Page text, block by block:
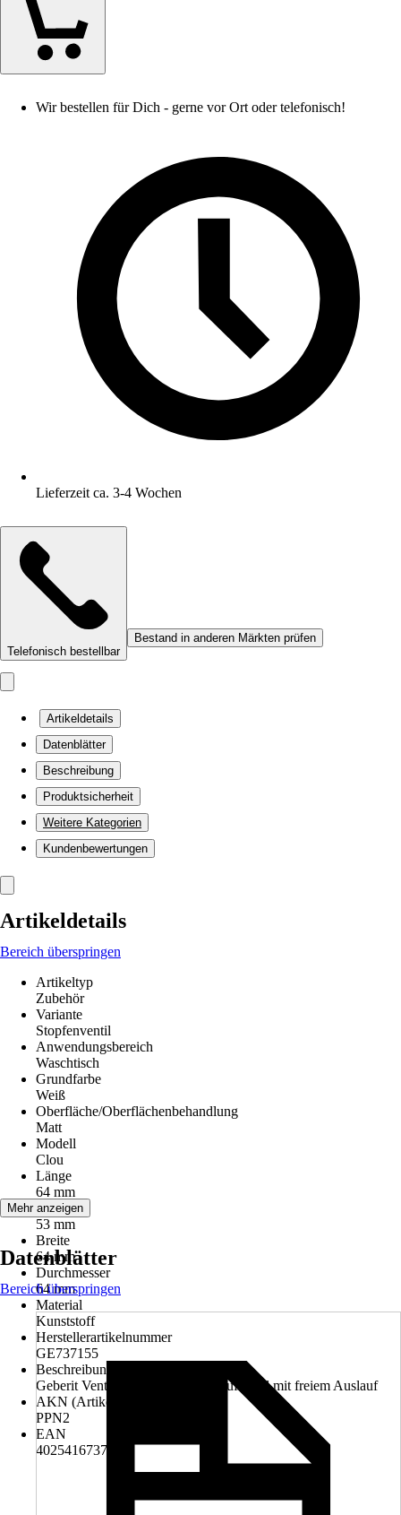
Wir bestellen für Dich - gerne vor Ort oder telefonisch!
Lieferzeit ca. 3-4 Wochen
Telefonisch bestellbar
Bestand in anderen Märkten prüfen
Artikeldetails
Datenblätter
Beschreibung
Produktsicherheit
Weitere Kategorien
Kundenbewertungen
Artikeldetails
Bereich überspringen
Artikeltyp
Zubehör
Variante
Stopfenventil
Anwendungsbereich
Waschtisch
Grundfarbe
Weiß
Oberfläche/Oberflächenbehandlung
Matt
Modell
Clou
Länge
64 mm
Höhe
53 mm
Breite
64 mm
Durchmesser
64 mm
Material
Kunststoff
Herstellerartikelnummer
GE737155
Beschreibung
Geberit Ventilabdeckung für Ablaufventil mit freiem Auslauf
AKN (Artikelkurznummer)
PPN2
EAN
4025416737155
Mehr anzeigen
Datenblätter
Bereich überspringen